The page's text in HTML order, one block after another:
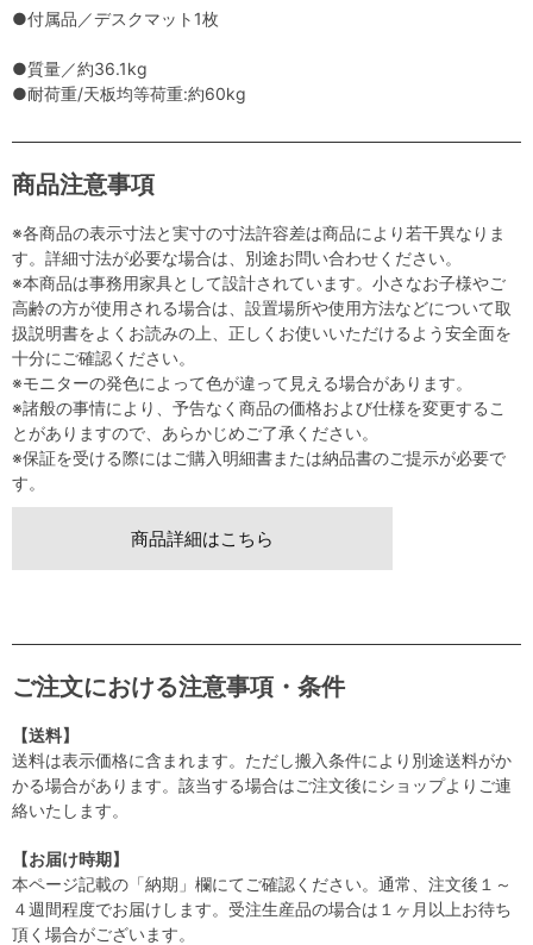
●付属品／デスクマット1枚
●質量／約36.1kg
●耐荷重/天板均等荷重:約60kg
商品注意事項
※各商品の表示寸法と実寸の寸法許容差は商品により若干異なりま
す。詳細寸法が必要な場合は、別途お問い合わせください。
※本商品は事務用家具として設計されています。小さなお子様やご
高齢の方が使用される場合は、設置場所や使用方法などについて取
扱説明書をよくお読みの上、正しくお使いいただけるよう安全面を
十分にご確認ください。
※モニターの発色によって色が違って見える場合があります。
※諸般の事情により、予告なく商品の価格および仕様を変更するこ
とがありますので、あらかじめご了承ください。
※保証を受ける際にはご購入明細書または納品書のご提示が必要で
す。
商品詳細はこちら
ご注文における注意事項・条件
【送料】
送料は表示価格に含まれます。ただし搬入条件により別途送料がか
かる場合があります。該当する場合はご注文後にショップよりご連
絡いたします。
【お届け時期】
本ページ記載の「納期」欄にてご確認ください。通常、注文後１～
４週間程度でお届けします。受注生産品の場合は１ヶ月以上お待ち
頂く場合がございます。